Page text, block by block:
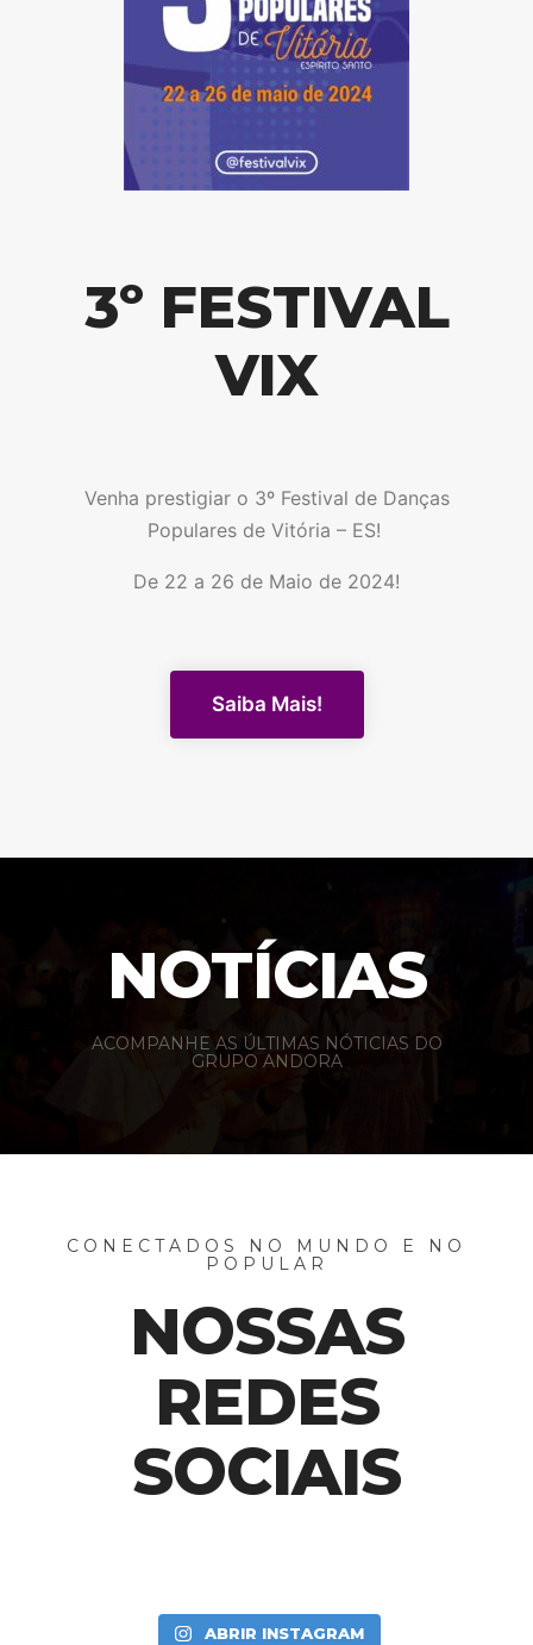
3º FESTIVAL
VIX
Venha prestigiar o 3º Festival de Danças
Populares de Vitória – ES!
De 22 a 26 de Maio de 2024!
Saiba Mais!
NOTÍCIAS
ACOMPANHE AS ÚLTIMAS NÓTICIAS DO
GRUPO ANDORA
CONECTADOS NO MUNDO E NO
POPULAR
NOSSAS
REDES
SOCIAIS
ABRIR INSTAGRAM